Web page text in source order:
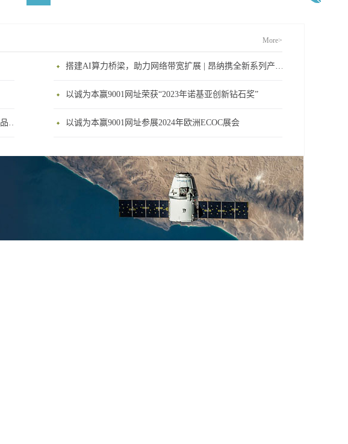
More>
搭建AI算力桥梁，助力网络带宽扩展 | 昂纳携全新系列产品亮相CIOE2023
以诚为本赢9001网址荣获“2023年诺基亚创新钻石奖”
以诚为本赢9001网址携一系列领先的技术平台和优秀产品参展2024年CIOE展会 以诚为本赢9001网址参展2024年欧洲ECOC展会